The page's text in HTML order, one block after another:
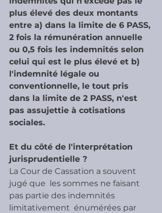
plus élevé des deux montants
entre a) dans la limite de 6 PASS,
2 fois la rémunération annuelle
ou 0,5 fois les indemnités selon
celui qui est le plus élevé et b)
l'indemnité légale ou
conventionnelle, le tout pris
dans la limite de 2 PASS, n'est
pas assujettie à cotisations
sociales.
Et du côté de l'interprétation
jurisprudentielle ?
La Cour de Cassation a souvent
jugé que  les sommes ne faisant
pas partie des indemnités
limitativement  énumérées par